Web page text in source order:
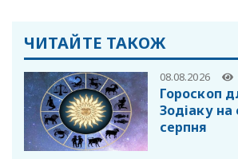
ЧИТАЙТЕ ТАКОЖ
08.08.2026
Гороскоп
Зодіаку на
серпня